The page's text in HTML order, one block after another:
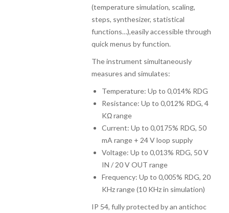
(temperature simulation, scaling,
steps, synthesizer, statistical
functions…),easily accessible through
quick menus by function.
The instrument simultaneously
measures and simulates:
Temperature: Up to 0,014% RDG
Resistance: Up to 0,012% RDG, 4
KΩ range
Current: Up to 0,0175% RDG, 50
mA range + 24 V loop supply
Voltage: Up to 0,013% RDG, 50 V
IN / 20 V OUT range
Frequency: Up to 0,005% RDG, 20
KHz range (10 KHz in simulation)
IP 54, fully protected by an antichoc